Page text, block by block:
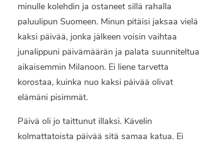
minulle kolehdin ja ostaneet sillä rahalla
paluulipun Suomeen. Minun pitäisi jaksaa vielä
kaksi päivää, jonka jälkeen voisin vaihtaa
junalippuni päivämäärän ja palata suunniteltua
aikaisemmin Milanoon. Ei liene tarvetta
korostaa, kuinka nuo kaksi päivää olivat
elämäni pisimmät.
Päivä oli jo taittunut illaksi. Kävelin
kolmattatoista päivää sitä samaa katua. Ei